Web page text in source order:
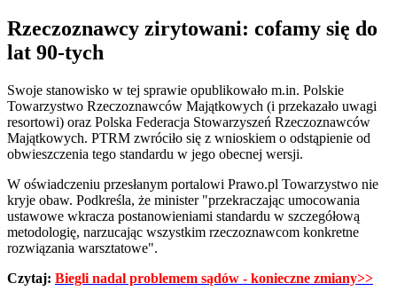
Rzeczoznawcy zirytowani: cofamy się do
lat 90-tych
Swoje stanowisko w tej sprawie opublikowało m.in. Polskie
Towarzystwo Rzeczoznawców Majątkowych (i przekazało uwagi
resortowi) oraz Polska Federacja Stowarzyszeń Rzeczoznawców
Majątkowych. PTRM zwróciło się z wnioskiem o odstąpienie od
obwieszczenia tego standardu w jego obecnej wersji.
W oświadczeniu przesłanym portalowi Prawo.pl Towarzystwo nie
kryje obaw. Podkreśla, że minister "przekraczając umocowania
ustawowe wkracza postanowieniami standardu w szczegółową
metodologię, narzucając wszystkim rzeczoznawcom konkretne
rozwiązania warsztatowe".
Czytaj: Biegli nadal problemem sądów - konieczne zmiany>>